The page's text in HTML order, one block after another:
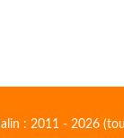
: 2011 - 2026